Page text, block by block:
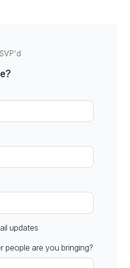
updates
people are you bringing?